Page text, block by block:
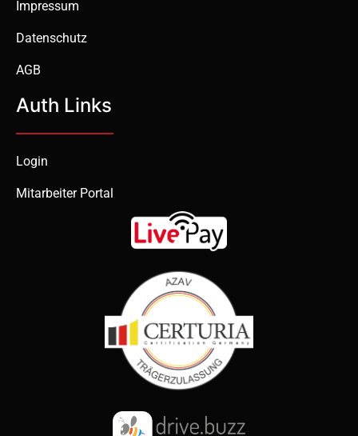
Impressum
Datenschutz
AGB
Auth Links
Login
Mitarbeiter Portal